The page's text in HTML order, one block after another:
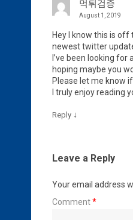
먹튀검증
August 1, 2019
Hey I know this is
newest twitter
I’ve been looking
hoping maybe you
Please let me know
I truly enjoy reading
Reply ↓
Leave a Reply
Your email address
Comment*